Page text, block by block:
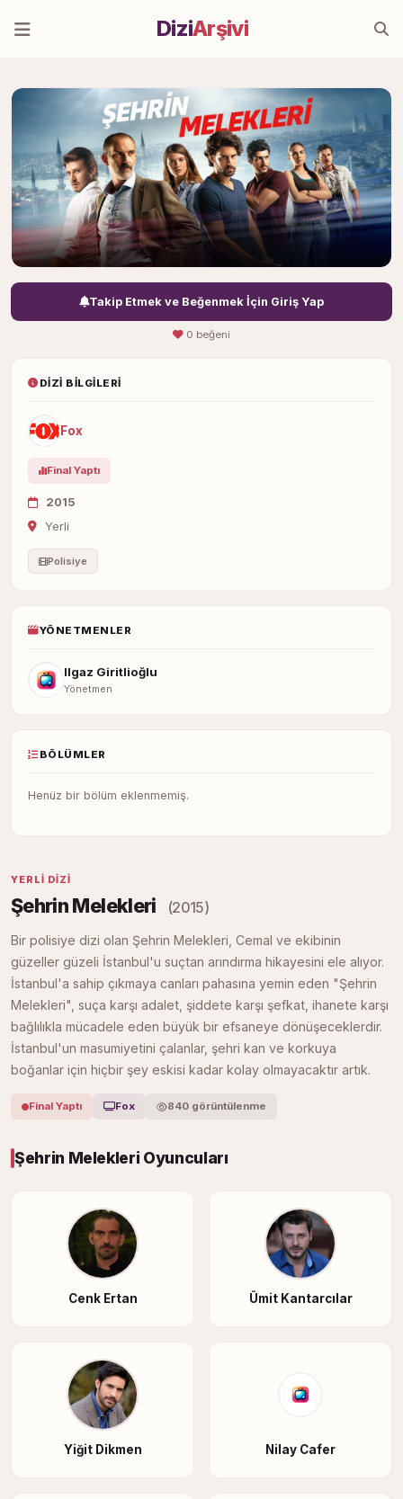
DiziArşivi
Takip Etmek ve Beğenmek İçin Giriş Yap
0 beğeni
DIZI BILGILERI
Fox
Final Yaptı
2015
Yerli
Polisiye
YÖNETMENLER
Ilgaz Giritlioğlu
Yönetmen
BÖLÜMLER
Henüz bir bölüm eklenmemiş.
YERLI DIZI
Şehrin Melekleri (2015)
Bir polisiye dizi olan Şehrin Melekleri, Cemal ve ekibinin
güzeller güzeli İstanbul'u suçtan arındırma hikayesini ele alıyor.
İstanbul'a sahip çıkmaya canları pahasına yemin eden "Şehrin
Melekleri", suça karşı adalet, şiddete karşı şefkat, ihanete karşı
bağlılıkla mücadele eden büyük bir efsaneye dönüşeceklerdir.
İstanbul'un masumiyetini çalanlar, şehri kan ve korkuya
boğanlar için hiçbir şey eskisi kadar kolay olmayacaktır artık.
Final Yaptı Fox 840 görüntülenme
Şehrin Melekleri Oyuncuları
Cenk Ertan Ümit Kantarcılar
Yiğit Dikmen Nilay Cafer